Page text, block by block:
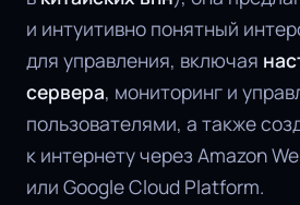
и интуитивно понятный
для управления, включая
сервера, мониторинг и
пользователями, а также
к интернету через Amazon
или Google Cloud Platform.